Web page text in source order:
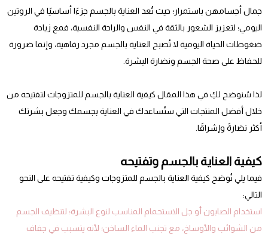
جمال أجسامهن باستمرار؛ حيث تُعد العناية بالجسم جزءًا أساسيًا في الروتين
اليومي؛ لتعزيز الشعور بالثقة في النفس والراحة النفسية، فمع زيادة
ضغوطات الحياة اليومية لا تُصبح العناية بالجسم مجرد رفاهية، وإنما ضرورة
للحفاظ على صحة الجسم ونضارة البشرة.
لذا سُنوضح لكِ في هذا المقال كيفية العناية بالجسم للمتزوجات لتفتيحه من
خلال أفضل المنتجات التي ستُساعدك في العناية بجسمك وجعل بشرتك
أكثر نضارةً وإشراقًا.
كيفية العناية بالجسم وتفتيحه
فيما يلي نُوضح كيفية العناية بالجسم للمتزوجات وكيفية تفتيحه على النحو
التالي:
استخدام الصابون أو جل الاستحمام المناسب لنوع البشرة؛ لتنظيف الجسم
من الشوائب والأوساخ، مع تجنب الماء الساخن؛ لأنه يتسبب في جفاف